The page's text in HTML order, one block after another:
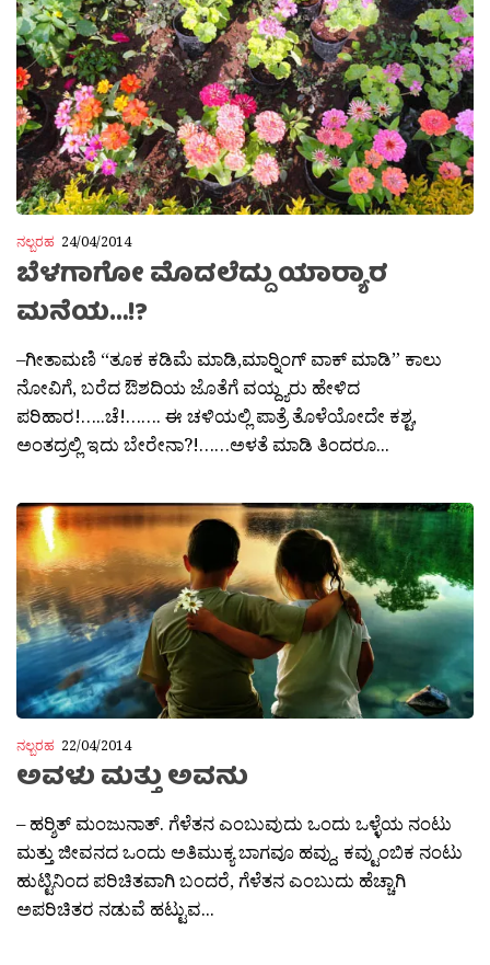
ನಲ್ಬರಹ 24/04/2014
ಬೆಳಗಾಗೋ ಮೊದಲೆದ್ದು ಯಾರ‍್ಯಾರ
ಮನೆಯ…!?
–ಗೀತಾಮಣಿ “ತೂಕ ಕಡಿಮೆ ಮಾಡಿ,ಮಾರ್‍ನಿಂಗ್ ವಾಕ್ ಮಾಡಿ” ಕಾಲು
ನೋವಿಗೆ, ಬರೆದ ಔಶದಿಯ ಜೊತೆಗೆ ವಯ್ದ್ಯರು ಹೇಳಿದ
ಪರಿಹಾರ!…..ಚೆ!……. ಈ ಚಳಿಯಲ್ಲಿ ಪಾತ್ರೆ ತೊಳೆಯೋದೇ ಕಶ್ಟ,
ಅಂತದ್ರಲ್ಲಿ ಇದು ಬೇರೇನಾ?!……ಅಳತೆ ಮಾಡಿ ತಿಂದರೂ...
ನಲ್ಬರಹ 22/04/2014
ಅವಳು ಮತ್ತು ಅವನು
– ಹರ‍್ಶಿತ್ ಮಂಜುನಾತ್. ಗೆಳೆತನ ಎಂಬುವುದು ಒಂದು ಒಳ್ಳೆಯ ನಂಟು
ಮತ್ತು ಜೀವನದ ಒಂದು ಅತಿಮುಕ್ಯ ಬಾಗವೂ ಹವ್ದು. ಕವ್ಟುಂಬಿಕ ನಂಟು
ಹುಟ್ಟಿನಿಂದ ಪರಿಚಿತವಾಗಿ ಬಂದರೆ, ಗೆಳೆತನ ಎಂಬುದು ಹೆಚ್ಚಾಗಿ
ಅಪರಿಚಿತರ ನಡುವೆ ಹಟ್ಟುವ...